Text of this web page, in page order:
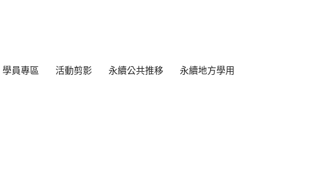
學員專區 活動剪影 永續公共推移 永續地方學用